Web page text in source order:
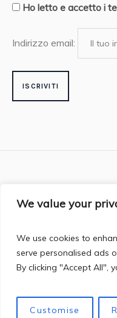
We value your
We use cookies to
serve personalised ads
By clicking "Accept All",
Customise
Ho letto e accetto i
Indirizzo email:
Media
Privacy Policy/ Musica
2025 /